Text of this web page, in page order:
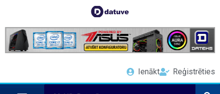
Ienākt Reģistrēties